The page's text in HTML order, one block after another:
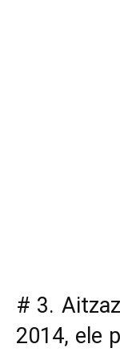
# 3.
2014, ele